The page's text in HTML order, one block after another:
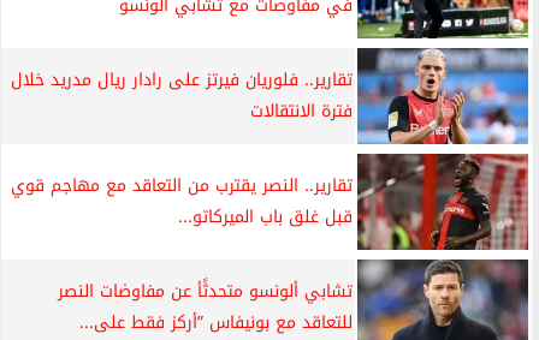
تقارير.. فلوريان فيرتز على رادار ريال مدريد خلال
فترة الانتقالات
تقارير.. النصر يقترب من التعاقد مع مهاجم قوي
قبل غلق باب الميركاتو...
تشابي ألونسو متحدثًأ عن مفاوضات النصر
للتعاقد مع بونيفاس ”أركز فقط على...